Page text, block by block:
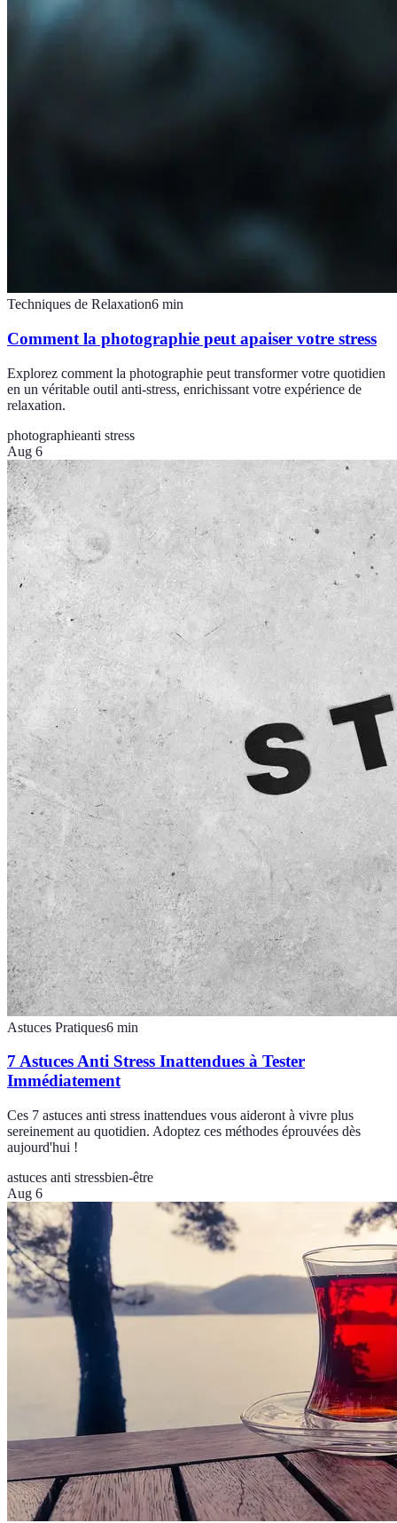
Techniques de Relaxation6 min
Comment la photographie peut apaiser votre stress
Explorez comment la photographie peut transformer votre quotidien
en un véritable outil anti-stress, enrichissant votre expérience de
relaxation.
photographieanti stress
Aug 6
Astuces Pratiques6 min
7 Astuces Anti Stress Inattendues à Tester
Immédiatement
Ces 7 astuces anti stress inattendues vous aideront à vivre plus
sereinement au quotidien. Adoptez ces méthodes éprouvées dès
aujourd'hui !
astuces anti stressbien-être
Aug 6